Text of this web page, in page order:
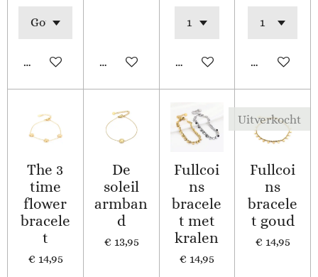
In winkelwagenIn winkelwagenIn winkelwagenIn
The 3
time
flower
bracele
t
€ 14,95
De
soleil
armban
d
€ 13,95
Fullcoi
ns
bracele
t met
kralen
€ 14,95
Uitverkocht
Fullcoi
ns
bracele
t goud
€ 14,95